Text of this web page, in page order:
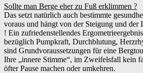
Sollte man Berge eher zu Fuß erklimmen ?
Das setzt natürlich auch bestimmte
voraus und hängt von der Steigung und der
! Ein zufriedenstellendes
bezüglich Pumpkraft, Durchblutung,
sind Grundvoraussetzungen für eine
Ihre „innere Stimme“, im Zweifelsfall kein
öfter Pause machen oder umkehren.